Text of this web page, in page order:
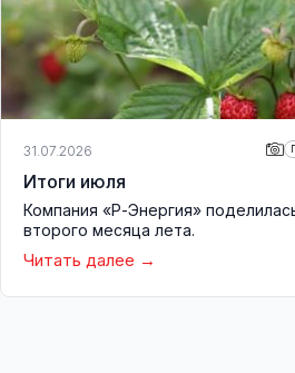
31.07.2026
Итоги июля
Компания «Р-Энергия»
второго месяца лета.
Читать далее